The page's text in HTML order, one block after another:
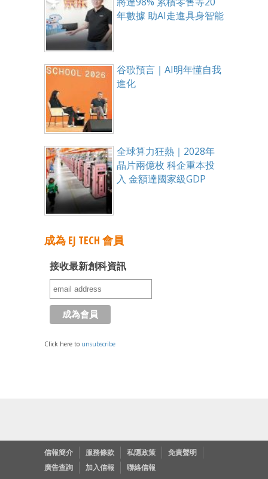
年數據 助AI走進具身智能
谷歌預言｜AI明年懂自我
進化
全球算力狂熱｜2028年
晶片兩億枚 科企重本投
入 金額達國家級GDP
成為 EJ TECH 會員
接收最新創科資訊
Click here to unsubscribe
信報簡介 服務條款 私隱政策
免責聲明
廣告查詢
加入信報 聯絡信報